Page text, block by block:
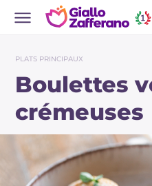
PLATS PRINCIPAUX
Boulettes
crémeuses